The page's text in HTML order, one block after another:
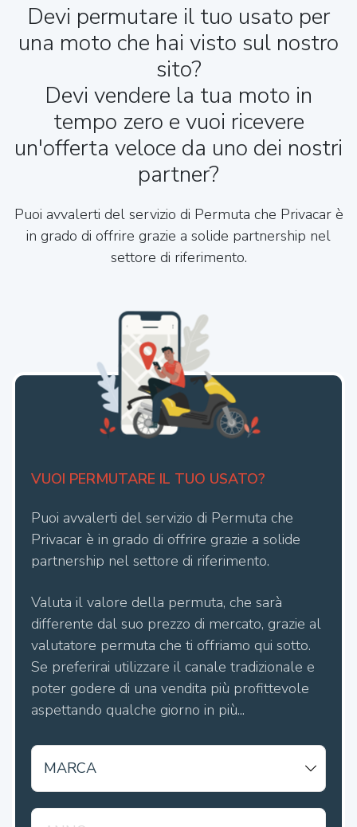
Devi permutare il tuo usato per
una moto che hai visto sul nostro
sito?
Devi vendere la tua moto in
tempo zero e vuoi ricevere
un'offerta veloce da uno dei nostri
partner?
Puoi avvalerti del servizio di Permuta che Privacar è
in grado di offrire grazie a solide partnership nel
settore di riferimento.
VUOI PERMUTARE IL TUO USATO?
Puoi avvalerti del servizio di Permuta che
Privacar è in grado di offrire grazie a solide
partnership nel settore di riferimento.
Valuta il valore della permuta, che sarà
differente dal suo prezzo di mercato, grazie al
valutatore permuta che ti offriamo qui sotto.
Se preferirai utilizzare il canale tradizionale e
poter godere di una vendita più profittevole
aspettando qualche giorno in più...